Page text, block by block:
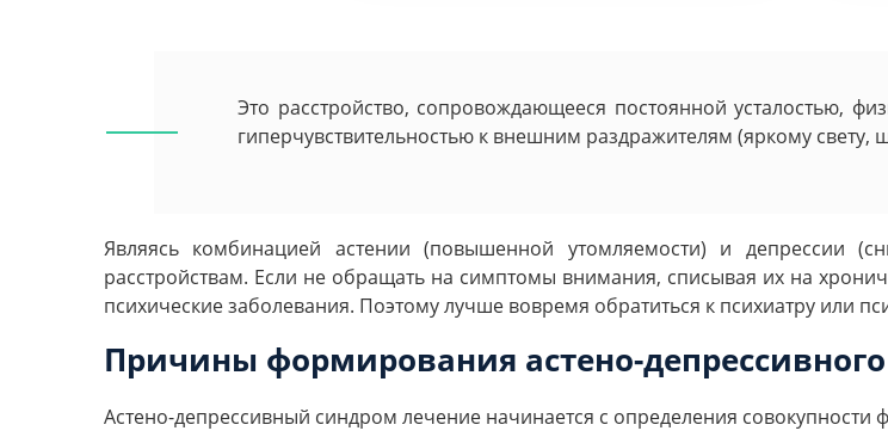
Это расстройство, сопровождающееся постоянной усталостью,
гиперчувствительностью к внешним раздражителям (яркому
Являясь комбинацией астении (повышенной утомляемости) и депрессии
расстройствам. Если не обращать на симптомы внимания, списывая их на
психические заболевания. Поэтому лучше вовремя обратиться к психиатру или
Причины формирования астено-депрессивного
Астено-депрессивный синдром лечение начинается с определения